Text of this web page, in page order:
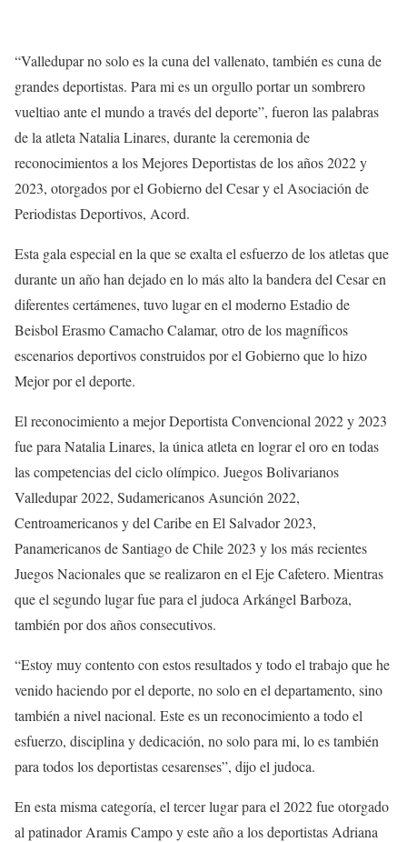
“Valledupar no solo es la cuna del vallenato, también es cuna de
grandes deportistas. Para mi es un orgullo portar un sombrero
vueltiao ante el mundo a través del deporte”, fueron las palabras
de la atleta Natalia Linares, durante la ceremonia de
reconocimientos a los Mejores Deportistas de los años 2022 y
2023, otorgados por el Gobierno del Cesar y el Asociación de
Periodistas Deportivos, Acord.
Esta gala especial en la que se exalta el esfuerzo de los atletas que
durante un año han dejado en lo más alto la bandera del Cesar en
diferentes certámenes, tuvo lugar en el moderno Estadio de
Beisbol Erasmo Camacho Calamar, otro de los magníficos
escenarios deportivos construidos por el Gobierno que lo hizo
Mejor por el deporte.
El reconocimiento a mejor Deportista Convencional 2022 y 2023
fue para Natalia Linares, la única atleta en lograr el oro en todas
las competencias del ciclo olímpico. Juegos Bolivarianos
Valledupar 2022, Sudamericanos Asunción 2022,
Centroamericanos y del Caribe en El Salvador 2023,
Panamericanos de Santiago de Chile 2023 y los más recientes
Juegos Nacionales que se realizaron en el Eje Cafetero. Mientras
que el segundo lugar fue para el judoca Arkángel Barboza,
también por dos años consecutivos.
“Estoy muy contento con estos resultados y todo el trabajo que he
venido haciendo por el deporte, no solo en el departamento, sino
también a nivel nacional. Este es un reconocimiento a todo el
esfuerzo, disciplina y dedicación, no solo para mi, lo es también
para todos los deportistas cesarenses”, dijo el judoca.
En esta misma categoría, el tercer lugar para el 2022 fue otorgado
al patinador Aramis Campo y este año a los deportistas Adriana